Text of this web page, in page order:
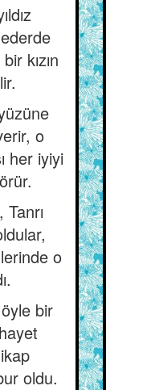
kızın
o
her iyiyi
o
bir
oldu.